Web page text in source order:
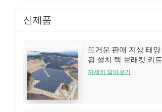
신제품
뜨거운 판매 지상 태양
광 설치 랙 브래킷 키트
자세히 알아보기